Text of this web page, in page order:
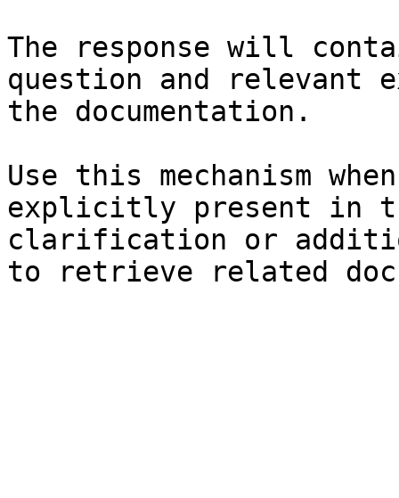
The response will
question and relevant
the documentation.
Use this mechanism
explicitly present in
clarification or